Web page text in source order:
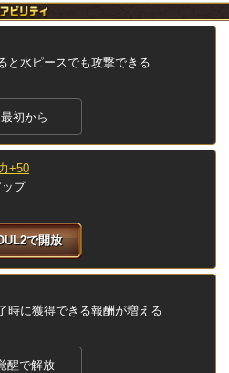
と水ピースでも攻撃できる
最初から
+50
プ
で開放
時に獲得できる報酬が増える
醒で解放